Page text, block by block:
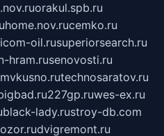
orakul.spb.ru
home.nov.rucemko.ru
oil.rusuperiorsearch.ru
hram.rusenovosti.ru
technosaratov.ru
227gp.ruwes-ex.ru
black-lady.rustroy-db.com
dvigremont.ru